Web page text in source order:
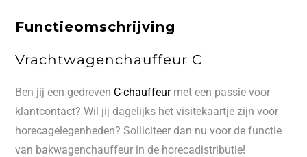
Functieomschrijving
Vrachtwagenchauffeur C
Ben jij een gedreven C-chauffeurmet een passie voor
klantcontact? Wil jij dagelijks het visitekaartje zijn voor
horecagelegenheden? Solliciteer dan nu voor de functie
van bakwagenchauffeur in de horecadistributie!